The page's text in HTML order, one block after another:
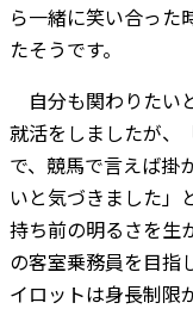
ら一緒に笑い合った
たそうです。
自分も関わりたい
就活をしましたが、
で、競馬で言えば掛
いと気づきました」
持ち前の明るさを生
の客室乗務員を目指
イロットは身長制限